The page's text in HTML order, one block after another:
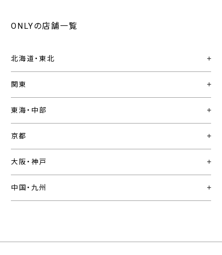
ONLYの店舗一覧
北海道・東北
関東
東海・中部
京都
大阪・神戸
中国・九州